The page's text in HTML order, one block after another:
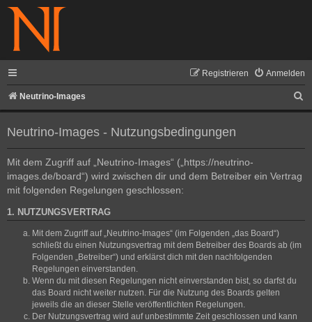
Anmelden
Registrieren
Neutrino-Images
u
Neutrino-Images - Nutzungsbedingungen
Mit dem Zugriff auf „Neutrino-Images“ („https://neutrino-
images.de/board“) wird zwischen dir und dem Betreiber ein Vertrag
mit folgenden Regelungen geschlossen:
1. NUTZUNGSVERTRAG
Mit dem Zugriff auf „Neutrino-Images“ (im Folgenden „das Board“)
schließt du einen Nutzungsvertrag mit dem Betreiber des Boards ab (im
Folgenden „Betreiber“) und erklärst dich mit den nachfolgenden
Regelungen einverstanden.
Wenn du mit diesen Regelungen nicht einverstanden bist, so darfst du
das Board nicht weiter nutzen. Für die Nutzung des Boards gelten
jeweils die an dieser Stelle veröffentlichten Regelungen.
Der Nutzungsvertrag wird auf unbestimmte Zeit geschlossen und kann